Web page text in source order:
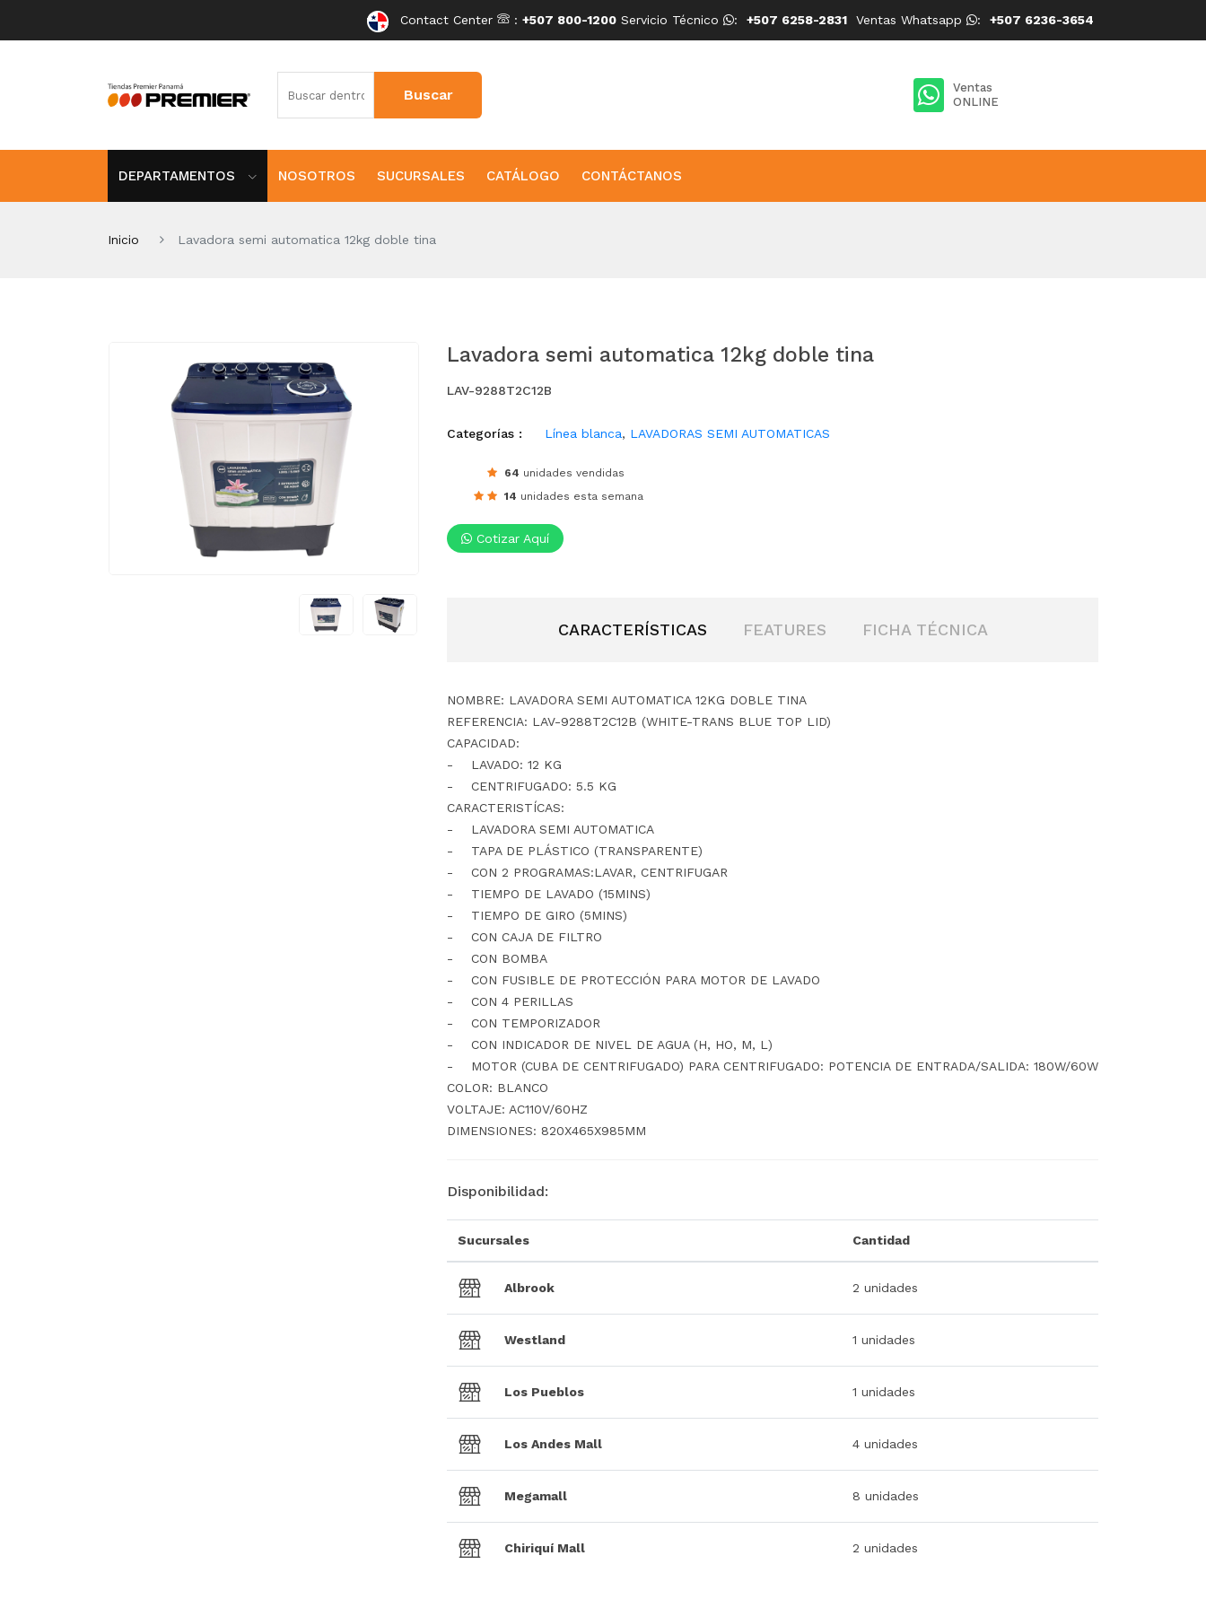
Contact Center : +507 800-1200 Servicio Técnico : +507 6258-2831 Ventas Whatsapp : +507 6236-3654
Ventas
ONLINE
DEPARTAMENTOS NOSOTROS SUCURSALES CATÁLOGO CONTÁCTANOS
Inicio Lavadora semi automatica 12kg doble tina
Lavadora semi automatica 12kg doble tina
LAV-9288T2C12B
Categorías : Línea blanca, LAVADORAS SEMI AUTOMATICAS
64 unidades vendidas
14 unidades esta semana
Cotizar Aquí
CARACTERÍSTICAS FEATURES FICHA TÉCNICA
NOMBRE: LAVADORA SEMI AUTOMATICA 12KG DOBLE TINA
REFERENCIA: LAV-9288T2C12B (WHITE-TRANS BLUE TOP LID)
CAPACIDAD:
- LAVADO: 12 KG
- CENTRIFUGADO: 5.5 KG
CARACTERISTÍCAS:
- LAVADORA SEMI AUTOMATICA
- TAPA DE PLÁSTICO (TRANSPARENTE)
- CON 2 PROGRAMAS:LAVAR, CENTRIFUGAR
- TIEMPO DE LAVADO (15MINS)
- TIEMPO DE GIRO (5MINS)
- CON CAJA DE FILTRO
- CON BOMBA
- CON FUSIBLE DE PROTECCIÓN PARA MOTOR DE LAVADO
- CON 4 PERILLAS
- CON TEMPORIZADOR
- CON INDICADOR DE NIVEL DE AGUA (H, HO, M, L)
- MOTOR (CUBA DE CENTRIFUGADO) PARA CENTRIFUGADO: POTENCIA DE ENTRADA/SALIDA: 180W/60W
COLOR: BLANCO
VOLTAJE: AC110V/60HZ
DIMENSIONES: 820X465X985MM
Disponibilidad:
Sucursales Cantidad
Albrook 2 unidades
Westland 1 unidades
Los Pueblos 1 unidades
Los Andes Mall 4 unidades
Megamall 8 unidades
Chiriquí Mall 2 unidades